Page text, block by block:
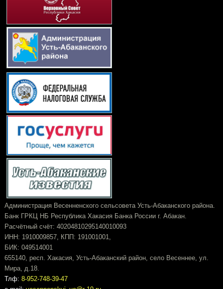
Администрация Весенненского сельсовета Усть-Абаканского района.
Банк ГРКЦ НБ Республика Хакасия Банка России г. Абакан.
Расчётный счёт: 40204810295140010093
ИНН: 1910009857, КПП: 191001001,
БИК: 049514001
655140, респ. Хакасия, Усть-Абаканский район, село Весеннее, ул.
Мира, д.18.
Тлф: 8-952-748-39-47